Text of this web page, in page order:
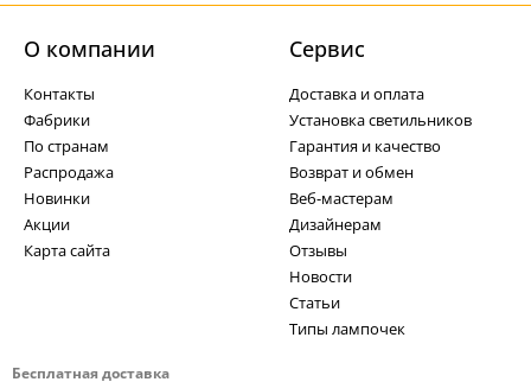
Бесплатная доставка
О компании
Контакты
Фабрики
По странам
Распродажа
Новинки
Акции
Карта сайта
Cервис
Доставка и оплата
Установка светильников
Гарантия и качество
Возврат и обмен
Веб-мастерам
Дизайнерам
Отзывы
Новости
Статьи
Типы лампочек